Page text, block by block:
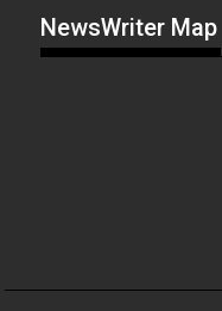
NewsWriter Map